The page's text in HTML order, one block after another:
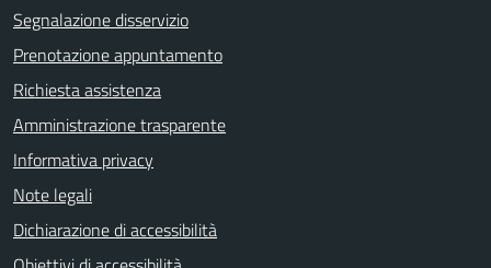
Segnalazione disservizio
Prenotazione appuntamento
Richiesta assistenza
Amministrazione trasparente
Informativa privacy
Note legali
Dichiarazione di accessibilità